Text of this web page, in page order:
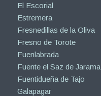
El Escorial
Estremera
Fresnedillas de la Oliva
Fresno de Torote
Fuenlabrada
Fuente el Saz de Jarama
Fuentidueña de Tajo
Galapagar